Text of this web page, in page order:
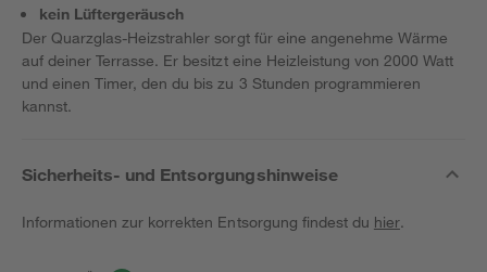
kein Lüftergeräusch
Der Quarzglas-Heizstrahler sorgt für eine angenehme Wärme
auf deiner Terrasse. Er besitzt eine Heizleistung von 2000 Watt
und einen Timer, den du bis zu 3 Stunden programmieren
kannst.
Sicherheits- und Entsorgungshinweise
Informationen zur korrekten Entsorgung findest du hier.